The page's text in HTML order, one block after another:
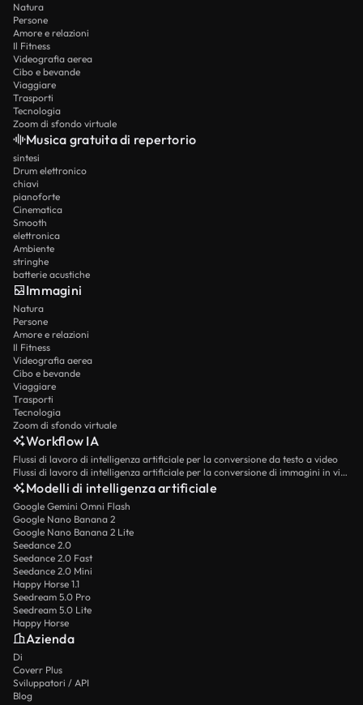
Natura
Persone
Amore e relazioni
Il Fitness
Videografia aerea
Cibo e bevande
Viaggiare
Trasporti
Tecnologia
Zoom di sfondo virtuale
Musica gratuita di repertorio
sintesi
Drum elettronico
chiavi
pianoforte
Cinematica
Smooth
elettronica
Ambiente
stringhe
batterie acustiche
Immagini
Natura
Persone
Amore e relazioni
Il Fitness
Videografia aerea
Cibo e bevande
Viaggiare
Trasporti
Tecnologia
Zoom di sfondo virtuale
Workflow IA
Flussi di lavoro di intelligenza artificiale per la conversione da testo a video
Flussi di lavoro di intelligenza artificiale per la conversione di immagini in video
Modelli di intelligenza artificiale
Google Gemini Omni Flash
Google Nano Banana 2
Google Nano Banana 2 Lite
Seedance 2.0
Seedance 2.0 Fast
Seedance 2.0 Mini
Happy Horse 1.1
Seedream 5.0 Pro
Seedream 5.0 Lite
Happy Horse
Azienda
Di
Coverr Plus
Sviluppatori / API
Blog